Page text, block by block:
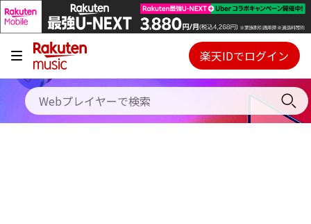
キャンペーン
料金プラン
使い方
Webプレイヤー
ご契約内容の確認・変更
楽天IDでログイン